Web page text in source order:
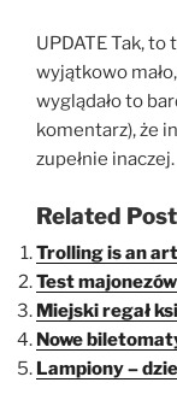
UPDATE Tak,
wyjątkowo
wyglądało to
komentarz), że
zupełnie inaczej.
Related
Trolling is an art
Test
Miejski regał
Nowe
Lampiony –